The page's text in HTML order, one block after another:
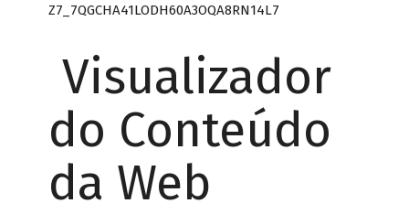
Z7_7QGCHA41LODH60A3OQA8RN14L7
Visualizador
do Conteúdo
da Web